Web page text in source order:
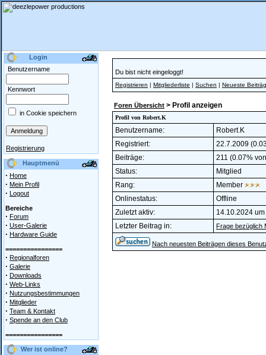
Login
Benutzername
Kennwort
in Cookie speichern
Registrierung
Hauptmenü
· Home
· Mein Profil
· Logout
Bereiche
· Forum
· User-Galerie
· Hardware Guide
================
· Regionalforen
· Galerie
· Downloads
· Web-Links
· Nutzungsbestimmungen
· Mitglieder
· Team & Kontakt
· Spende an den Club
================
Wer ist online?
Du bist nicht eingeloggt!
Registrieren | Mitgliederliste | Suchen | Neueste
Foren Übersicht > Profil anzeigen
Profil von Robert.K
Benutzername:
Robert.K
Registriert:
22.7.2009
Beiträge:
211 (0.07%
Status:
Mitglied
Rang:
Member
Onlinestatus:
Offline
Zuletzt aktiv:
14.10.2024
Letzter Beitrag in:
Frage bezüglich
Nach neuesten Beiträgen dieses